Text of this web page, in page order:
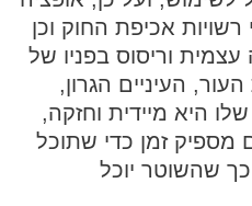
רשויות אכיפת החוק וכן
וריסוס בפניו של
העיניים הגרון,
היא מיידית וחזקה,
מספיק זמן כדי שתוכל
שהשוטר יוכל